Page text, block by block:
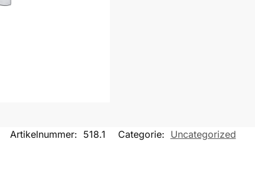
Artikelnummer: 518.1 Categorie: Uncategorized